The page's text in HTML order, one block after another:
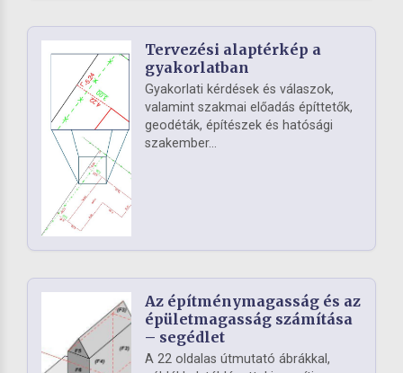
Tervezési alaptérkép a
gyakorlatban
Gyakorlati kérdések és válaszok,
valamint szakmai előadás építtetők,
geodéták, építészek és hatósági
szakember...
Az építménymagasság és az
épületmagasság számítása
– segédlet
A 22 oldalas útmutató ábrákkal,